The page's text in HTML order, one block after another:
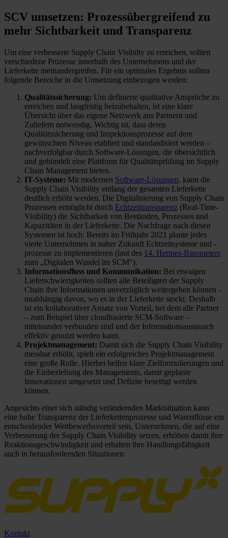
SCV umsetzen: Prozessübergreifend zu
mehr Sichtbarkeit und Transparenz
Um eine verbesserte Supply Chain Visibilty zu erreichen, sollten
verschiedene Prozesse innerhalb des Unternehmens und der
Lieferkette ineinandergreifen. Für ein optimales Ergebnis sollten
folgende Bereiche in die Umsetzung einbezogen werden:
Qualitätssicherung: Um definierte qualitative Ansprüche zu
erreichen und langfristig beizubehalten, ist eine klare
Übersicht über das eigene Netzwerk aus Partnern und
Zuliefern notwendig. Wichtig ist, dass deren
Qualitätssicherung und Inspektionsprozesse auf dem
gewünschten Niveau etabliert und standardisiert werden –
nachverfolgbar durch Software-Lösungen, die übersichtlich
und gebündelt eine Plattform für Qualitätsprüfung im Supply
Chain Management bieten.
IT-Systeme: Mit modernen Software-Lösungen. kann die
Supply Chain Visibility entlang der gesamten Lieferkette
deutlich erhöht werden. Die Digitalisierung von Supply Chain
Prozessen ermöglicht durch Echtzeittransparenz (Real-Time-
Visibility) die Sichtbarkeit von Beständen, Prozessen und
Kapazitäten in der Lieferkette. Die Nachfrage nach diesen
Systemen ist hoch: Bereits im Frühjahr 2021 plante jedes
vierte Unternehmen in naher Zukunft Echtzeitsysteme und -
prozesse zu implementieren (laut des 14. Hermes-Barometers
zum „Digitalen Wandel im SCM“).
Informationsfluss und Kommunikation: Bei etwaigen
Lieferschwierigkeiten sollten alle Beteiligten der Supply
Chain ihre Informationen unverzüglich weitergeben können -
unabhängig davon, wo es in der Lieferkette stockt. Deshalb
ist ein kollaborativer Ansatz von Vorteil, bei dem alle Partner
– zum Beispiel über cloudbasierte SCM-Software –
miteinander verbunden sind und der Informationsaustausch
effektiv genutzt werden kann.
Projektmanagement: Damit sich die Supply Chain Visibility
messbar erhöht, spielt ein erfolgreiches Projektmanagement
eine große Rolle. Hierbei helfen klare Zielformulierungen und
die Einbeziehung des Managements, damit geplante
Innovationen umgesetzt und Defizite beseitigt werden
können.
Angesichts einer sich ständig verändernden Marktsituation kann
eine hohe Transparenz der Lieferkettenprozesse und Warenflüsse ein
entscheidender Wettbewerbsvorteil sein. Unternehmen, die auf eine
Verbesserung der Supply Chain Visibility setzen, erhöhen damit ihre
Reaktionsgeschwindigkeit und erhalten ihre Handlungsfähigkeit
auch in herausfordernden Situationen.
Kontakt